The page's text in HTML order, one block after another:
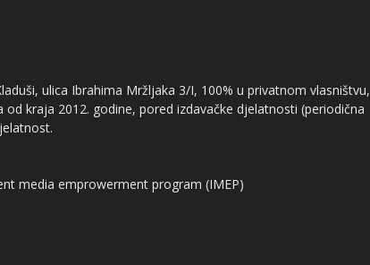
ulica Ibrahima Mržljaka 3/I, 100% u privatnom vlasništvu,
kraja 2012. godine, pored izdavačke djelatnosti (periodična
media emprowerment program (IMEP)